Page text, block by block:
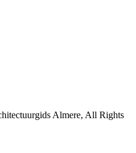
Almere, All Rights